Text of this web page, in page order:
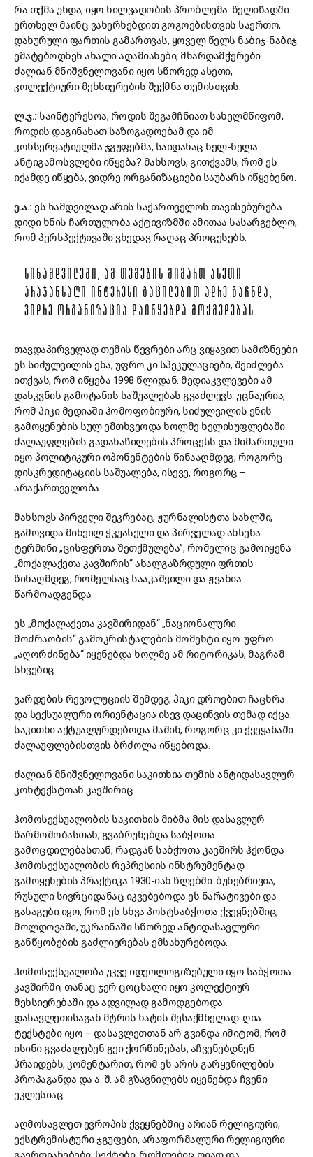
რა თქმა უნდა, იყო ხილვადობის პრობლემა. წელიწადში
ერთხელ მაინც ვახერხებდით გოგოებისთვის საერთო,
დახურული ფართის გამართვას, ყოველ წელს ნაბიჯ-ნაბიჯ
ემატებოდნენ ახალი ადამიანები, მხარდამჭერები.
ძალიან მნიშვნელოვანი იყო სწორედ ასეთი,
კოლექტიური მეხსიერების შექმნა თემისთვის.
ლ.ჯ.: საინტერესოა, როდის შეგამჩნიათ სახელმწიფომ,
როდის დაგინახათ საზოგადოებამ და იმ
კონსერვატიულმა ჯგუფებმა, საიდანაც ნელ-ნელა
ანტიგამოსვლები იწყება? მახსოვს, გითქვამს, რომ ეს
იქამდე იწყება, ვიდრე ორგანიზაციები საუბარს იწყებენო.
ე.ა.: ეს ნამდვილად არის საქართველოს თავისებურება.
დიდი ხნის ჩართულობა აქტივიზმში ამითაა სასარგებლო,
რომ პერსპექტივაში ვხედავ რაღაც პროცესებს.
ᲡᲘᲜᲐᲛᲓᲕᲘᲚᲔᲨᲘ, ᲐᲛ ᲗᲔᲛᲔᲑᲘᲡ ᲛᲘᲛᲐᲠᲗ ᲐᲡᲔᲗᲘ
ᲐᲠᲐᲯᲐᲜᲡᲐᲦᲘ ᲘᲜᲢᲔᲠᲔᲡᲘ ᲒᲐᲪᲘᲚᲔᲑᲘᲗ ᲐᲓᲠᲔ ᲒᲐᲩᲜᲓᲐ,
ᲕᲘᲓᲠᲔ ᲝᲠᲒᲐᲜᲘᲖᲐᲪᲘᲐ ᲓᲐᲘᲬᲧᲔᲑᲓᲐ ᲛᲝᲥᲛᲔᲓᲔᲑᲐᲡ.
თავდაპირველად თემის წევრები არც ვიყავით სამიზნეები.
ეს სიძულვილის ენა, უფრო კი სპეკულაციები, შეიძლება
ითქვას, რომ იწყება 1998 წლიდან. მედიაკვლევები ამ
დასკვნის გამოტანის საშუალებას გვაძლევს. უცნაურია,
რომ პიკი მედიაში ჰომოფობიური, სიძულვილის ენის
გამოყენების სულ ემთხვეოდა ხოლმე ხელისუფლებაში
ძალაუფლების გადანაწილების პროცესს და მიმართული
იყო პოლიტიკური ოპონენტების წინააღმდეგ, როგორც
დისკრედიტაციის საშუალება, ისევე, როგორც –
არაქართველობა.
მახსოვს პირველი შეკრებაც, ჟურნალისტთა სახლში,
გამოვიდა მიხეილ ჭკუასელი და პირველად ახსენა
ტერმინი „ცისფერთა შეთქმულება”, რომელიც გამოიყენა
„მოქალაქეთა კავშირის“ ახალგაზრდული ფრთის
წინაღმდეგ, რომელსაც სააკაშვილი და ჟვანია
წარმოადგენდა.
ეს „მოქალაქეთა კავშირიდან“ „ნაციონალური
მოძრაობის“ გამოკრისტალების მომენტი იყო. უფრო
„აღორძინება“ იყენებდა ხოლმე ამ რიტორიკას, მაგრამ
სხვებიც.
ვარდების რევოლუციის შემდეგ, პიკი დროებით ჩაცხრა
და სექსუალური ორიენტაცია ისევ დაცინვის თემად იქცა.
საკითხი აქტუალურდებოდა მაშინ, როგორც კი ქვეყანაში
ძალაუფლებისთვის ბრძოლა იწყებოდა.
ძალიან მნიშვნელოვანი საკითხია თემის ანტიდასავლურ
კონტექსტთან კავშირიც.
ჰომოსექსუალობის საკითხის მიბმა მის დასავლურ
წარმოშობასთან, გვაბრუნებდა საბჭოთა
გამოცდილებასთან, რადგან საბჭოთა კავშირს ჰქონდა
ჰომოსექსუალობის რეპრესიის ინსტრუმენტად
გამოყენების პრაქტიკა 1930-იან წლებში. ბუნებრივია,
რუსული სივრციდანაც იკვებებოდა ეს ნარატივები და
გასაგები იყო, რომ ეს სხვა პოსტსაბჭოთა ქვეყნებშიც,
მოლდოვაში, უკრაინაში სწორედ ანტიდასავლური
განწყობების გაძლიერებას ემსახურებოდა.
ჰომოსექსუალობა უკვე იდეოლოგიზებული იყო საბჭოთა
კავშირში, თანაც ჯერ ცოცხალი იყო კოლექტიურ
მეხსიერებაში და ადვილად გამოდგებოდა
დასავლეთისაგან მტრის ხატის შესაქმნელად. ღია
ტექსტები იყო – დასავლეთთან არ გვინდა იმიტომ, რომ
ისინი გვაძალებენ გეი ქორწინებას, აჩვენებდნენ
პრაიდებს, კომენტარით, რომ ეს არის გარყვნილების
პროპაგანდა და ა. შ. ამ გზავნილებს იყენებდა ჩვენი
ეკლესიაც.
აღმოსავლეთ ევროპის ქვეყნებშიც არიან რელიგიური,
ექსტრემისტური ჯგუფები, არაფორმალური რელიგიური